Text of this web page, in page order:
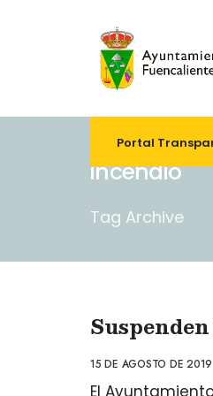
Portal
incendio
Tag Archive
15 DE AGOSTO DE 2019
El